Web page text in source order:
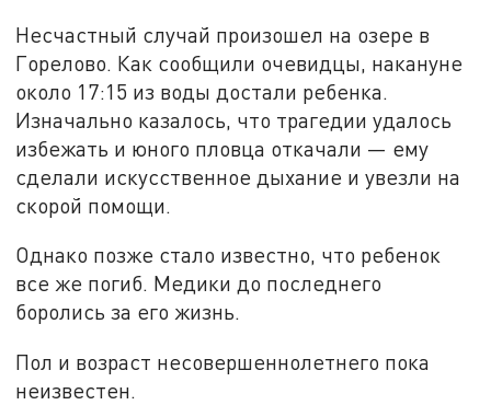
Несчастный случай произошел на озере в
Горелово. Как сообщили очевидцы, накануне
около 17:15 из воды достали ребенка.
Изначально казалось, что трагедии удалось
избежать и юного пловца откачали — ему
сделали искусственное дыхание и увезли на
скорой помощи.
Однако позже стало известно, что ребенок
все же погиб. Медики до последнего
боролись за его жизнь.
Пол и возраст несовершеннолетнего пока
неизвестен.